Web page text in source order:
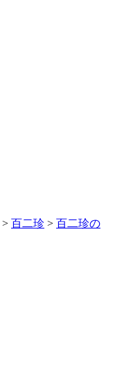
> 百二珍 > 百二珍の